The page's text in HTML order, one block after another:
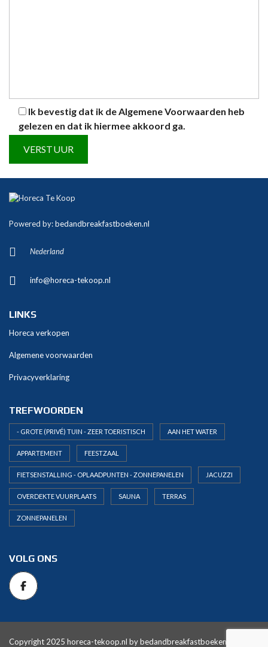
Ik bevestig dat ik deAlgemene Voorwaarden heb
gelezen en dat ik hiermee akkoord ga.
l
e
n
t
v
e
Powered by:bedandbreakfastboeken.nl
Nederland
info@horeca-tekoop.nl
LINKS
Horeca verkopen
Algemene voorwaarden
Privacyverklaring
TREFWOORDEN
- GROTE (PRIVÉ) TUIN - ZEER TOERISTISCH AAN HET WATER
APPARTEMENT FEESTZAAL
FIETSENSTALLING - OPLAADPUNTEN - ZONNEPANELEN JACUZZI
OVERDEKTE VUURPLAATS SAUNA TERRAS
ZONNEPANELEN
VOLG ONS
Copyright 2025 horeca-tekoop.nl bybedandbreakfastboeken.nl